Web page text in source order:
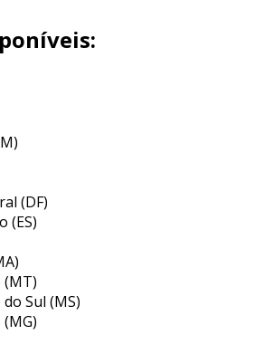
do líquido ou gás, mesmo
mecânicos são fabricados
oferecem alta resistência ao
como carbono, cerâmica
a escolha dos materiais e do
do tipo de fluido a ser
e da pressão do
a durabilidade e a
desempenham um
dos
minimização de falhas
de selos
(DF)
(ES)
(MT)
Sul (MS)